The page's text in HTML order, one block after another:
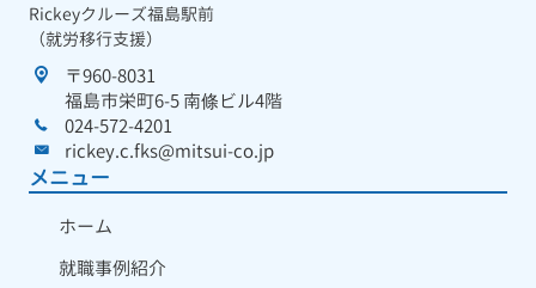
Rickeyクルーズ福島駅前
（就労移行支援）
〒960-8031
福島市栄町6-5 南條ビル4階
024-572-4201
rickey.c.fks@mitsui-co.jp
メニュー
ホーム
就職事例紹介